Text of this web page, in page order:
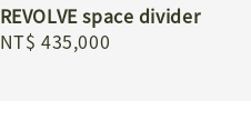
REVOLVE space divider
Regular
NT$ 435,000